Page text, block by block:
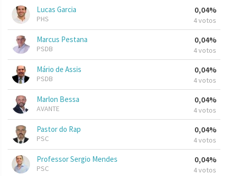
Lucas Garcia
PHS
0,04%
4 votos
Marcus Pestana
PSDB
0,04%
4 votos
Mário de Assis
PSDB
0,04%
4 votos
Marlon Bessa
AVANTE
0,04%
4 votos
Pastor do Rap
PSC
0,04%
4 votos
Professor Sergio Mendes
PSC
0,04%
4 votos